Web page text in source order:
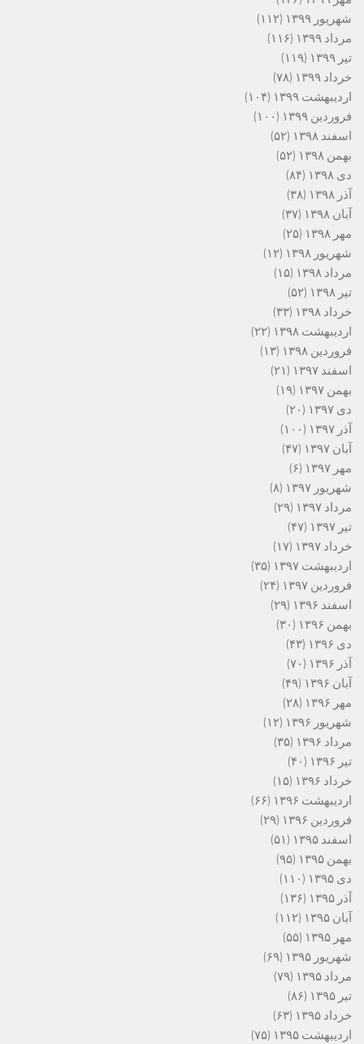
شهریور ۱۳۹۹
(۱۱۲)
مرداد ۱۳۹۹
(۱۱۶)
تیر ۱۳۹۹
(۱۱۹)
خرداد ۱۳۹۹
(۷۸)
اردیبهشت ۱۳۹۹
(۱۰۴)
فروردین ۱۳۹۹
(۱۰۰)
اسفند ۱۳۹۸
(۵۲)
بهمن ۱۳۹۸
(۵۲)
دی ۱۳۹۸
(۸۴)
آذر ۱۳۹۸
(۳۸)
آبان ۱۳۹۸
(۳۷)
مهر ۱۳۹۸
(۲۵)
شهریور ۱۳۹۸
(۱۲)
مرداد ۱۳۹۸
(۱۵)
تیر ۱۳۹۸
(۵۲)
خرداد ۱۳۹۸
(۳۳)
اردیبهشت ۱۳۹۸
(۲۲)
فروردین ۱۳۹۸
(۱۳)
اسفند ۱۳۹۷
(۲۱)
بهمن ۱۳۹۷
(۱۹)
دی ۱۳۹۷
(۲۰)
آذر ۱۳۹۷
(۱۰۰)
آبان ۱۳۹۷
(۴۷)
مهر ۱۳۹۷
(۶)
شهریور ۱۳۹۷
(۸)
مرداد ۱۳۹۷
(۲۹)
تیر ۱۳۹۷
(۴۷)
خرداد ۱۳۹۷
(۱۷)
اردیبهشت ۱۳۹۷
(۳۵)
فروردین ۱۳۹۷
(۲۴)
اسفند ۱۳۹۶
(۲۹)
بهمن ۱۳۹۶
(۳۰)
دی ۱۳۹۶
(۴۳)
آذر ۱۳۹۶
(۷۰)
آبان ۱۳۹۶
(۴۹)
مهر ۱۳۹۶
(۲۸)
شهریور ۱۳۹۶
(۱۲)
مرداد ۱۳۹۶
(۳۵)
تیر ۱۳۹۶
(۴۰)
خرداد ۱۳۹۶
(۱۵)
اردیبهشت ۱۳۹۶
(۶۶)
فروردین ۱۳۹۶
(۲۹)
اسفند ۱۳۹۵
(۵۱)
بهمن ۱۳۹۵
(۹۵)
دی ۱۳۹۵
(۱۱۰)
آذر ۱۳۹۵
(۱۳۶)
آبان ۱۳۹۵
(۱۱۲)
مهر ۱۳۹۵
(۵۵)
شهریور ۱۳۹۵
(۶۹)
مرداد ۱۳۹۵
(۷۹)
تیر ۱۳۹۵
(۸۶)
خرداد ۱۳۹۵
(۶۳)
اردیبهشت ۱۳۹۵
(۷۵)